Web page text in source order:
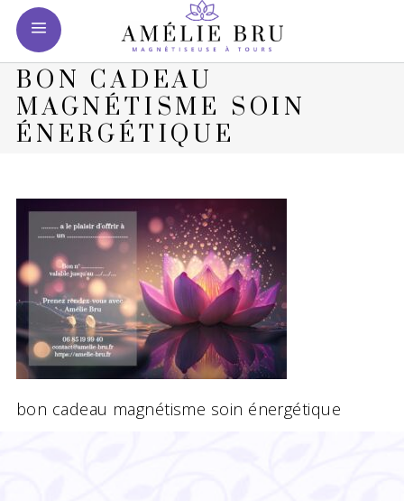
BON CADEAU
MAGNÉTISME SOIN
ÉNERGÉTIQUE
bon cadeau magnétisme soin énergétique